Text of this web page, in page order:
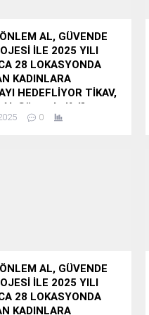
AL, GÜVENDE
İLE 2025 YILI
28 LOKASYONDA
KADINLARA
HEDEFLİYOR TİKAV,
Güvende Kal”
Kırsal Bölgelerde
yaşayan kadınlara
farkındalığı
hız kesmeden devam
0
AL, GÜVENDE
İLE 2025 YILI
28 LOKASYONDA
KADINLARA